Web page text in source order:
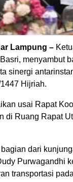
Lampung –
menyambut
sinergi
Hijriah.
usai Rapat
di Ruang Rapat
dari
Purwagandhi
transportasi